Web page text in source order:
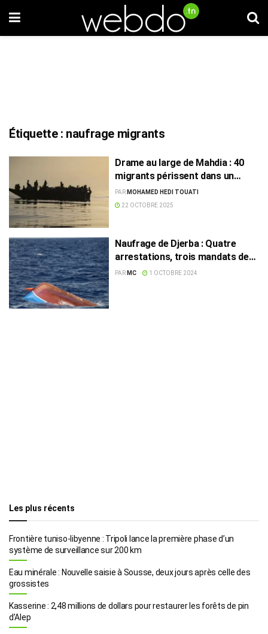
Étiquette : naufrage migrants
Drame au large de Mahdia : 40
migrants périssent dans un
naufrage, dont des nourrissons
PAR MOHAMED HEDI TOUATI
22 OCTOBRE 2025
Naufrage de Djerba : Quatre
arrestations, trois mandats de
dépôt
PAR MC 1 OCTOBRE 2024
Les plus récents
Frontière tuniso-libyenne : Tripoli lance la première phase d’un
système de surveillance sur 200 km
Eau minérale : Nouvelle saisie à Sousse, deux jours après celle des
grossistes
Kasserine : 2,48 millions de dollars pour restaurer les forêts de pin
d’Alep